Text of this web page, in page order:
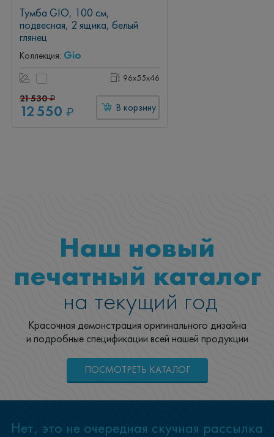
Тумба GIO, 100 см,
подвесная, 2 ящика, белый
глянец
Коллекция: Gio
96x55x46
21 530₽
12 550 ₽ В корзину
Наш новый
печатный каталог
на текущий год
Красочная демонстрация оригинального дизайна
и подробные спецификации всей нашей продукции
ПОСМОТРЕТЬ КАТАЛОГ
Нет, это не очередная скучная рассылка